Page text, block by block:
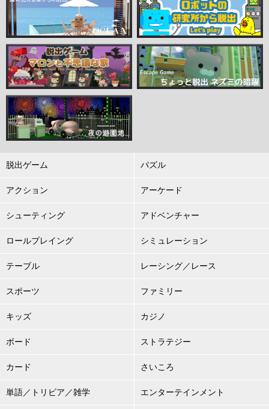
脱出ゲーム パズル
アクション アーケード
シューティング アドベンチャー
ロールプレイング シミュレーション
テーブル レーシング／レース
スポーツ ファミリー
キッズ カジノ
ボード ストラテジー
カード さいころ
単語／トリビア／雑学 エンターテインメント